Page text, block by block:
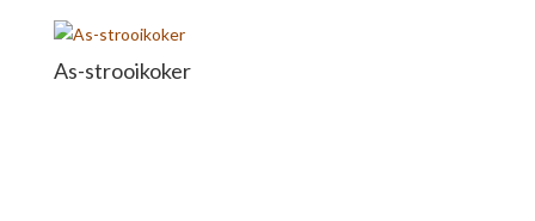
As-strooikoker